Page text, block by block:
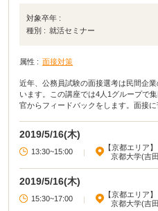
対象卒年 :
種別 : 就活セミナー
属性 : 面接対策
近年、公務員試験の面接選考は民間企
います。この講座では4人1グループで
官からフィードバックをします。面接
2019/5/16(木)
13:30~15:00 |
【京都エリア】
京都大学(吉
2019/5/16(木)
15:30~17:00 |
【京都エリア】
京都大学(吉